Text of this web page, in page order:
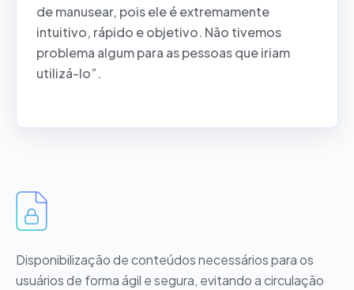
de manusear, pois ele é extremamente
intuitivo, rápido e objetivo. Não tivemos
problema algum para as pessoas que iriam
utilizá-lo”.
Disponibilização de conteúdos necessários para os
usuários de forma ágil e segura, evitando a circulação